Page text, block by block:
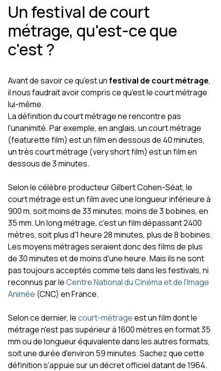
Un festival de court
métrage, qu'est-ce que
c'est ?
Avant de savoir ce qu'est unfestival de court métrage,
il nous faudrait avoir compris ce qu'est le court métrage
lui-même.
La définition du court métrage ne rencontre pas
l'unanimité. Par exemple, en anglais, un court métrage
(featurette film) est un film en dessous de 40 minutes,
un très court métrage (very short film) est un film en
dessous de 3 minutes.
Selon le célèbre producteur Gilbert Cohen-Séat, le
court métrage est un film avec une longueur inférieure à
900 m, soit moins de 33 minutes, moins de 3 bobines, en
35 mm. Un long métrage, c'est un film dépassant 2400
mètres, soit plus d'1 heure 28 minutes, plus de 8 bobines.
Les moyens métrages seraient donc des films de plus
de 30 minutes et de moins d'une heure. Mais ils ne sont
pas toujours acceptés comme tels dans les festivals, ni
reconnus par leCentre National du Cinéma et de l'Image
Animée (CNC) en France.
Selon ce dernier, lecourt-métrageest un film dont le
métrage n'est pas supérieur à 1600 mètres en format 35
mm ou de longueur équivalente dans les autres formats,
soit une durée d'environ 59 minutes. Sachez que cette
définition s'appuie sur un décret officiel datant de 1964.